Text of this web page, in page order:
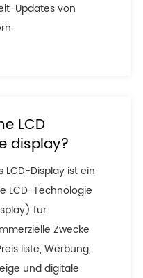
Updates von
LCD
display?
LCD-Display ist ein
LCD-Technologie
für
Zwecke
liste, Werbung,
und digitale